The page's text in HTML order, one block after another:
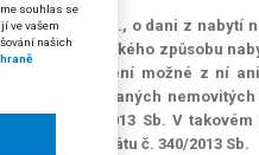
340/2013 Sb., o dani z nabytí
zcela specifického způsobu
a tudíž není možné z ní
směňovaných
č. 340/2013 Sb. V
opatření Senátu č. 340/2013 Sb.
souhlas se
ve vašem
našich